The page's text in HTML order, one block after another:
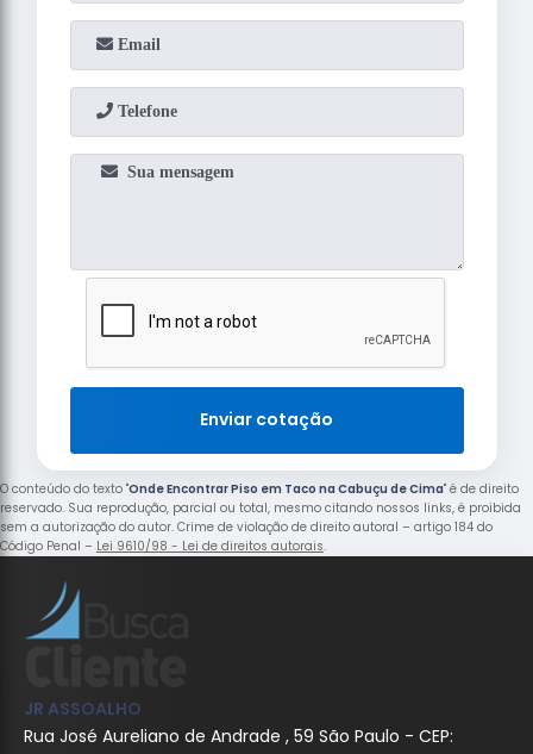
Enviar cotação
O conteúdo do texto "Onde Encontrar Piso em Taco na Cabuçu de Cima" é de direito
reservado. Sua reprodução, parcial ou total, mesmo citando nossos links, é proibida
sem a autorização do autor. Crime de violação de direito autoral – artigo 184 do
Código Penal – Lei 9610/98 - Lei de direitos autorais.
JR ASSOALHO
Rua José Aureliano de Andrade , 59 São Paulo - CEP: